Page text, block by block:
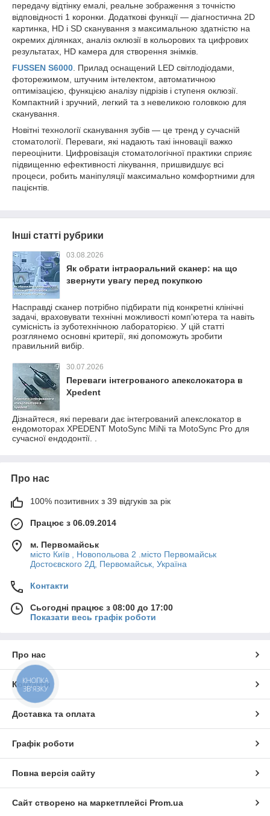
передачу відтінку емалі, реальне зображення з точністю
відповідності 1 коронки. Додаткові функції — діагностична 2D
картинка, HD і SD сканування з максимальною здатністю на
окремих ділянках, аналіз оклюзії в кольорових та цифрових
результатах, HD камера для створення знімків.
FUSSEN S6000 . Прилад оснащений LED світлодіодами,
фоторежимом, штучним інтелектом, автоматичною
оптимізацією, функцією аналізу підрізів і ступеня оклюзії.
Компактний і зручний, легкий та з невеликою головкою для
сканування.
Новітні технології сканування зубів — це тренд у сучасній
стоматології. Переваги, які надають такі інновації важко
переоцінити. Цифровізація стоматологічної практики сприяє
підвищенню ефективності лікування, пришвидшує всі
процеси, робить маніпуляції максимально комфортними для
пацієнтів.
Інші статті рубрики
03.08.2026
Як обрати інтраоральний сканер: на що
звернути увагу перед покупкою
Насправді сканер потрібно підбирати під конкретні клінічні
задачі, враховувати технічні можливості комп'ютера та навіть
сумісність із зуботехнічною лабораторією. У цій статті
розглянемо основні критерії, які допоможуть зробити
правильний вибір.
30.07.2026
Переваги інтегрованого апекслокатора в
Xpedent
Дізнайтеся, які переваги дає інтегрований апекслокатор в
ендомоторах XPEDENT MotoSync MiNi та MotoSync Pro для
сучасної ендодонтії. .
Про нас
100% позитивних з 39 відгуків за рік
Працює з 06.09.2014
м. Первомайськ
місто Київ , Новопольова 2 .місто Первомайськ
Достоєвского 2Д, Первомайськ, Україна
Контакти
Сьогодні працює з 08:00 до 17:00
Показати весь графік роботи
Про нас
Контакти
Доставка та оплата
Графік роботи
Повна версія сайту
Сайт створено на маркетплейсі Prom.ua
КНОПКА
ЗВ'ЯЗКУ